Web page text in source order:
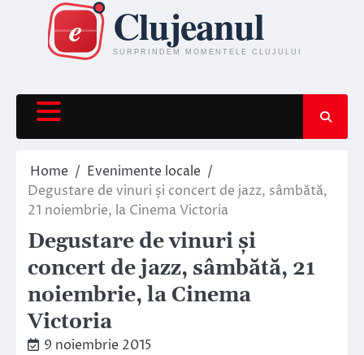
content
Home
Evenimente locale
Degustare de vinuri și concert de jazz, sâmbătă,
21 noiembrie, la Cinema Victoria
Degustare de vinuri și
concert de jazz, sâmbătă, 21
noiembrie, la Cinema
Victoria
9 noiembrie 2015